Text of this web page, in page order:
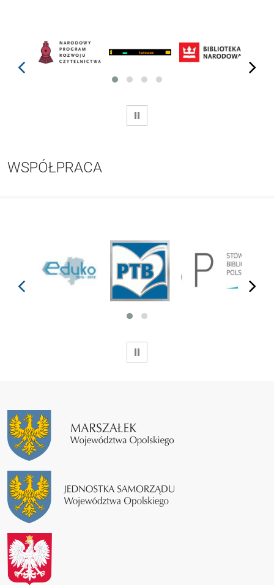
prev next
WSTRZYMAJ
WSPÓŁPRACA
prev next
WSTRZYMAJ